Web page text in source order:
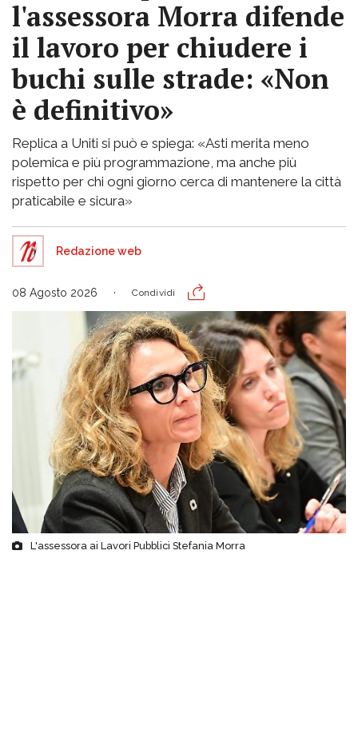
l'assessora Morra difende
il lavoro per chiudere i
buchi sulle strade: «Non
è definitivo»
Replica a Uniti si può e spiega: «Asti merita meno
polemica e più programmazione, ma anche più
rispetto per chi ogni giorno cerca di mantenere la città
praticabile e sicura»
Redazione web
08 Agosto 2026 Condividi
L'assessora ai Lavori Pubblici Stefania Morra